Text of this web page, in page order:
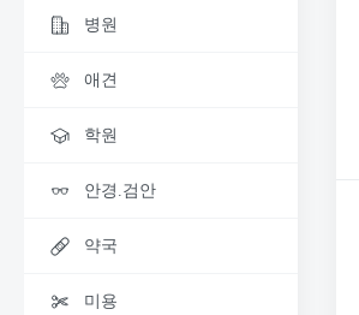
병원
애견
학원
안경.검안
약국
미용